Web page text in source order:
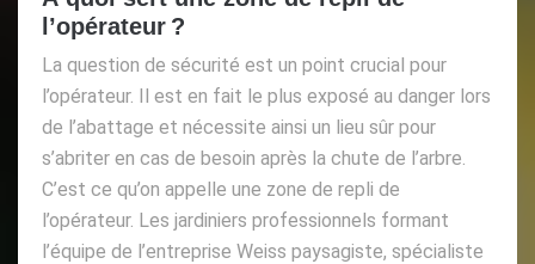
l’opérateur ?
La question de sécurité est un point crucial pour
l’opérateur. Il est en fait le plus exposé au danger lors
de l’abattage et nécessite ainsi un lieu sûr pour
s’abriter en cas de besoin après la chute de l’arbre.
C’est ce qu’on appelle une zone de repli de
l’opérateur. Les jardiniers professionnels formant
l’équipe de l’entreprise Weiss paysagiste, spécialiste